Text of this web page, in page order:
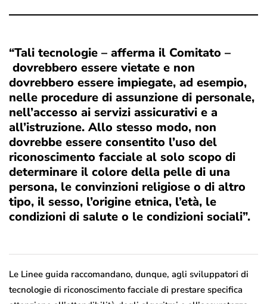
“Tali tecnologie – afferma il Comitato –
dovrebbero essere vietate e non
dovrebbero essere impiegate, ad esempio,
nelle procedure di assunzione di personale,
nell’accesso ai servizi assicurativi e a
all’istruzione. Allo stesso modo, non
dovrebbe essere consentito l’uso del
riconoscimento facciale al solo scopo di
determinare il colore della pelle di una
persona, le convinzioni religiose o di altro
tipo, il sesso, l’origine etnica, l’età, le
condizioni di salute o le condizioni sociali”.
Le Linee guida raccomandano, dunque, agli sviluppatori di
tecnologie di riconoscimento facciale di prestare specifica